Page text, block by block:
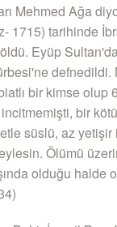
Mehmed Ağa
1715) tarihinde
Eyüp
defnedildi.
bir kimse olup
bir
süslü, az
Ölümü
olduğu halde